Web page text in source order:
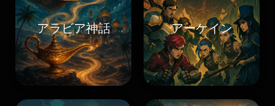
アラビア神話 アーケイン